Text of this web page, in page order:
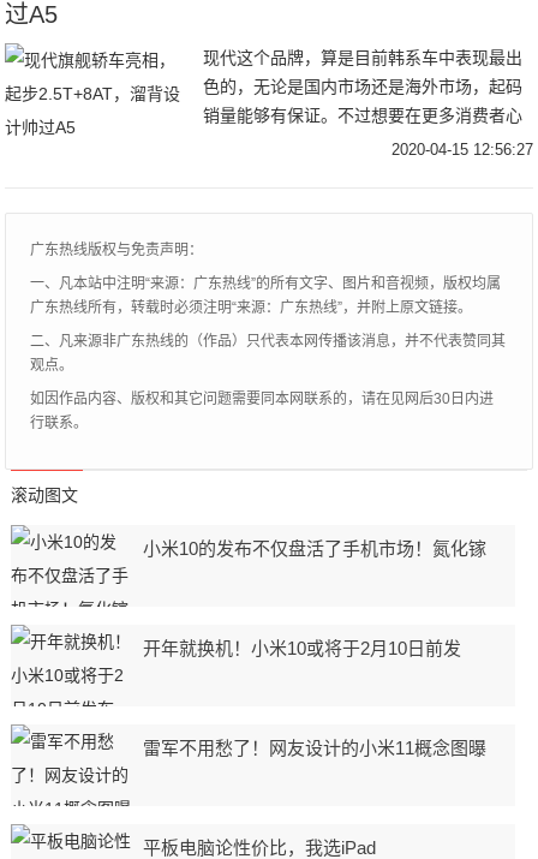
数据说话，其实这些也不是普通消费者关心
的重点，重点还是动力参数本身，毕竟上路
之后实实在在的动力储备比技术细节更吸引
过A5
现代这个品牌，算是目前韩系车中表现最出
色的，无论是国内市场还是海外市场，起码
销量能够有保证。不过想要在更多消费者心
目中留下好印象，就得走高端路线，为何说
肯定也有豪华品牌，它的名字叫做捷尼赛
思，如今现代官方就再次发布该品牌全新中
大型轿车——捷尼赛思G80。
2020-04-15 12:56:27
广东热线版权与免责声明：
一、凡本站中注明“来源：广东热线”的所有文字、图片和音视频，版权均属
广东热线所有，转载时必须注明“来源：广东热线”，并附上原文链接。
二、凡来源非广东热线的（作品）只代表本网传播该消息，并不代表赞同其
观点。
如因作品内容、版权和其它问题需要同本网联系的，请在见网后30日内进
行联系。
滚动图文
小米10的发布不仅盘活了手机市场！氮化镓
开年就换机！小米10或将于2月10日前发
雷军不用愁了！网友设计的小米11概念图曝
平板电脑论性价比，我选iPad